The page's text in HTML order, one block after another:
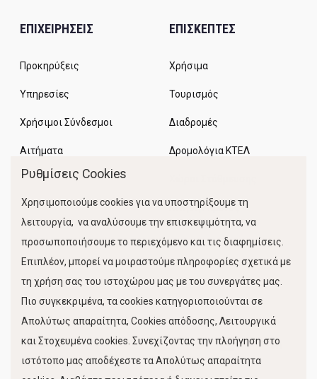
ΕΠΙΧΕΙΡΗΣΕΙΣ
Προκηρύξεις
Υπηρεσίες
Χρήσιμοι Σύνδεσμοι
Αιτήματα
ΕΠΙΣΚΕΠΤΕΣ
Χρήσιμα
Τουρισμός
Διαδρομές
Δρομολόγια ΚΤΕΛ
Κίνηση Λιμένος
FOLLOW US
Ρυθμίσεις Cookies
Χρησιμοποιούμε cookies για να υποστηρίξουμε τη
λειτουργία, να αναλύσουμε την επισκεψιμότητα, να
προσωποποιήσουμε το περιεχόμενο και τις διαφημίσεις.
Επιπλέον, μπορεί να μοιραστούμε πληροφορίες σχετικά με
τη χρήση σας του ιστοχώρου μας με του συνεργάτες μας.
Πιο συγκεκριμένα, τα cookies κατηγοριοποιούνται σε
Απολύτως απαραίτητα, Cookies απόδοσης, Λειτουργικά
και Στοχευμένα cookies. Συνεχίζοντας την πλοήγηση στο
ιστότοπο μας αποδέχεστε τα Απολύτως απαραίτητα